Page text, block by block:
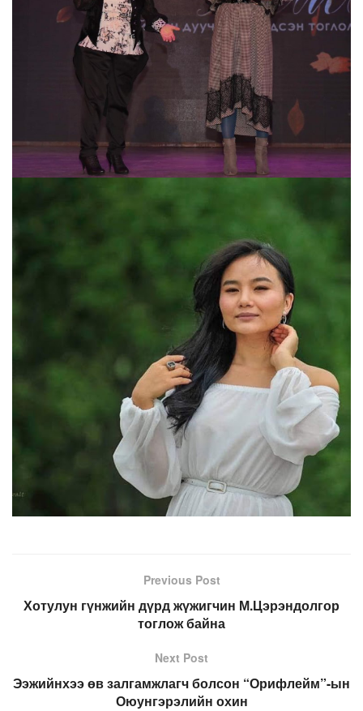
Previous Post
Хотулун гүнжийн дүрд жүжигчин М.Цэрэндолгор
тоглож байна
Next Post
Ээжийнхээ өв залгамжлагч болсон “Орифлейм”-ын
Оюунгэрэлийн охин